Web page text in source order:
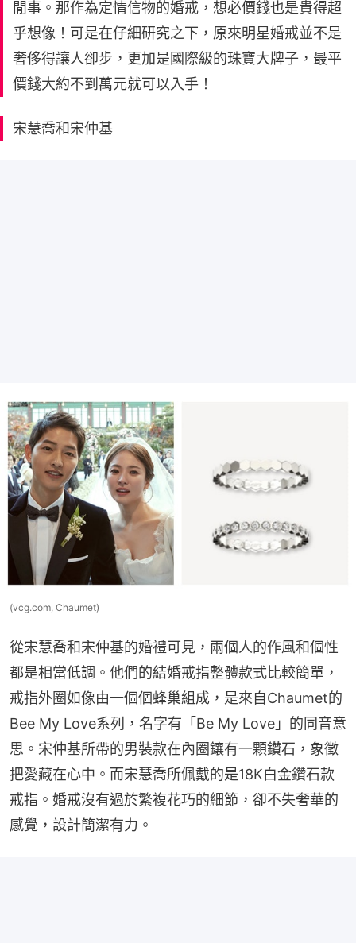
閒事。那作為定情信物的婚戒，想必價錢也是貴得超
乎想像！可是在仔細研究之下，原來明星婚戒並不是
奢侈得讓人卻步，更加是國際級的珠寶大牌子，最平
價錢大約不到萬元就可以入手！
宋慧喬和宋仲基
(vcg.com, Chaumet)
從宋慧喬和宋仲基的婚禮可見，兩個人的作風和個性
都是相當低調。他們的結婚戒指整體款式比較簡單，
戒指外圈如像由一個個蜂巢組成，是來自Chaumet的
Bee My Love系列，名字有「Be My Love」的同音意
思。宋仲基所帶的男裝款在內圈鑲有一顆鑽石，象徵
把愛藏在心中。而宋慧喬所佩戴的是18K白金鑽石款
戒指。婚戒沒有過於繁複花巧的細節，卻不失奢華的
感覺，設計簡潔有力。